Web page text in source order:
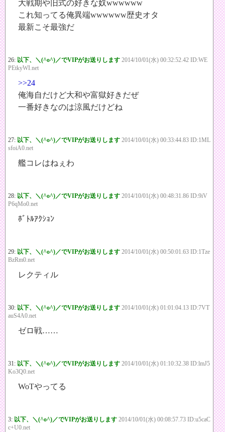
大戦期や旧式の好きな奴wwwwww
これ知ってる俺異端wwwwww歴史オタ
最新こそ最強だ
26: 以下、＼(^o^)／でVIPがお送りします 2014/10/01(水) 00:32:52.42 ID:WE
PEtkyWI.net
>>24
俺海自だけど大和や富獄好きだぜ
一番好きなのは涼風だけどね
27: 以下、＼(^o^)／でVIPがお送りします 2014/10/01(水) 00:33:44.83 ID:1ML
sfoiA0.net
艦コレはねぇわ
28: 以下、＼(^o^)／でVIPがお送りします 2014/10/01(水) 00:48:31.86 ID:9iV
P6qMo0.net
ﾎﾞﾄﾙｱｸｼｮﾝ
29: 以下、＼(^o^)／でVIPがお送りします 2014/10/01(水) 00:50:01.63 ID:1Tze
BzRm0.net
レクティル
30: 以下、＼(^o^)／でVIPがお送りします 2014/10/01(水) 01:01:04.13 ID:7VT
auS4A0.net
ゼロ戦……
31: 以下、＼(^o^)／でVIPがお送りします 2014/10/01(水) 01:10:32.38 ID:lmJ5
Ko3Q0.net
WoTやってる
3: 以下、＼(^o^)／でVIPがお送りします 2014/10/01(水) 00:08:57.73 ID:u5caC
c+U0.net